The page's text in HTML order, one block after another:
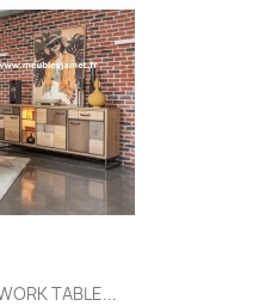
TABLE...